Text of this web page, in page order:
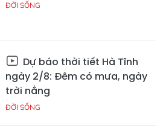
ĐỜI SỐNG
Dự báo thời tiết Hà Tĩnh
ngày 2/8: Đêm có mưa, ngày
trời nắng
ĐỜI SỐNG